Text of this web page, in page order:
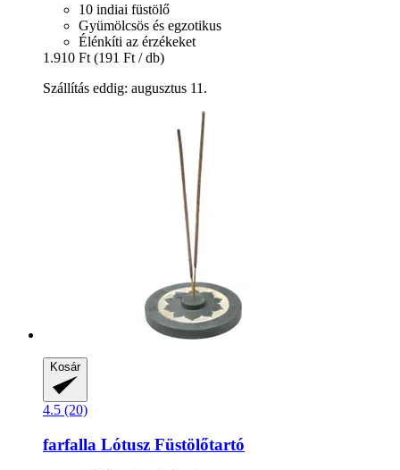
10 indiai füstölő
Gyümölcsös és egzotikus
Élénkíti az érzékeket
1.910 Ft (191 Ft / db)
Szállítás eddig: augusztus 11.
Kosár
4.5 (20)
farfalla Lótusz Füstölőtartó